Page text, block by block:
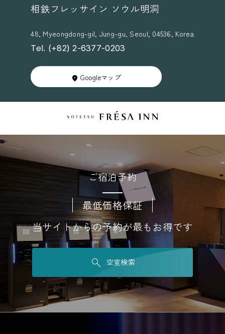
相鉄フレッサイン ソウル明洞
48, Myeongdong-gil, Jung-gu, Seoul, 04536, Korea
Tel. (+82) 2-6377-0203
Googleマップ
ご宿泊予約
最低価格保証
当サイトからの予約が最もお得です
空室検索